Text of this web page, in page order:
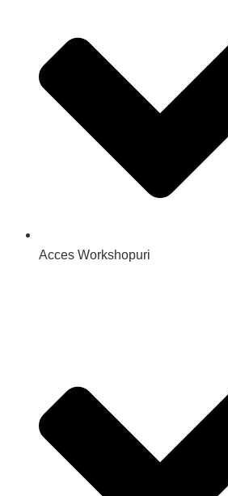
Acces Workshopuri